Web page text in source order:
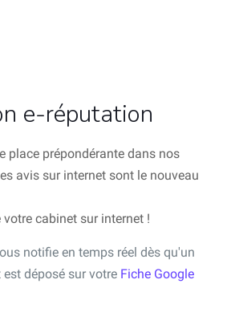
e-réputation
place prépondérante dans nos
avis sur internet sont le nouveau
cabinet sur internet !
notifie en temps réel dès qu'un
déposé sur votre Fiche Google